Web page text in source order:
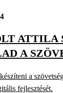
ATTILA
A
a
fejlesztését.